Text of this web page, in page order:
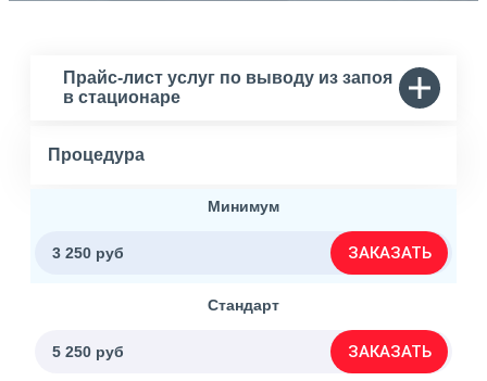
Прайс-лист услуг по выводу из запоя
в стационаре
Процедура
Минимум
3 250 руб ЗАКАЗАТЬ
Стандарт
5 250 руб ЗАКАЗАТЬ